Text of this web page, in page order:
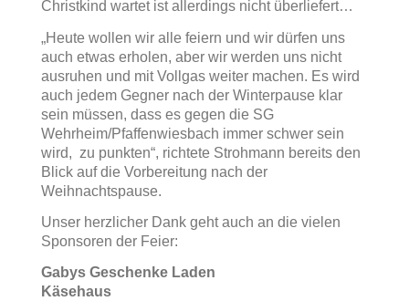
Christkind wartet ist allerdings nicht überliefert…
„Heute wollen wir alle feiern und wir dürfen uns
auch etwas erholen, aber wir werden uns nicht
ausruhen und mit Vollgas weiter machen. Es wird
auch jedem Gegner nach der Winterpause klar
sein müssen, dass es gegen die SG
Wehrheim/Pfaffenwiesbach immer schwer sein
wird, zu punkten“, richtete Strohmann bereits den
Blick auf die Vorbereitung nach der
Weihnachtspause.
Unser herzlicher Dank geht auch an die vielen
Sponsoren der Feier:
Gabys Geschenke Laden
Käsehaus